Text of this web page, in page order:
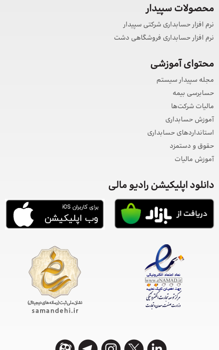
محصولات سپیدار
نرم افزار حسابداری شرکتی سپیدار
نرم افزار حسابداری فروشگاهی دشت
محتوای آموزشی
مجله سپیدار سیستم
حسابرسی بیمه
مالیات شرکت‌ها
آموزش حسابداری
استانداردهای حسابداری
حقوق و دستمزد
آموزش مالیات
دانلود اپلیکیشن رادیو مالی